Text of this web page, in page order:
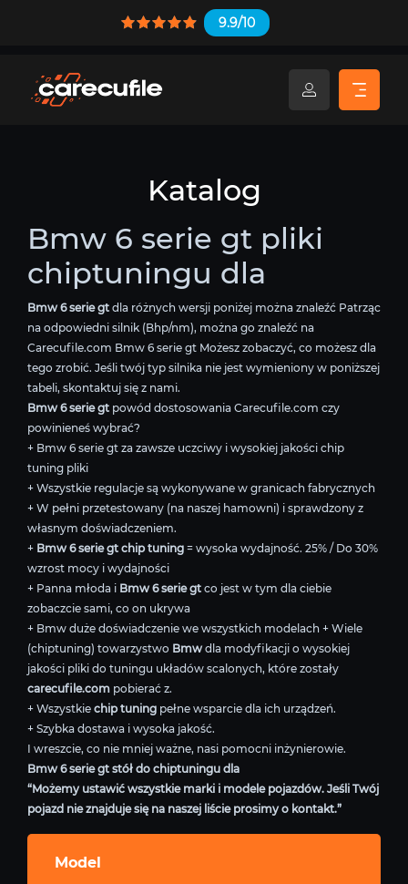
9.9/10
Katalog
Bmw 6 serie gt pliki
chiptuningu dla
Bmw 6 serie gt dla różnych wersji poniżej można znaleźć Patrząc
na odpowiedni silnik (Bhp/nm), można go znaleźć na
Carecufile.com Bmw 6 serie gt Możesz zobaczyć, co możesz dla
tego zrobić. Jeśli twój typ silnika nie jest wymieniony w poniższej
tabeli, skontaktuj się z nami.
Bmw 6 serie gt powód dostosowania Carecufile.com czy
powinieneś wybrać?
+ Bmw 6 serie gt za zawsze uczciwy i wysokiej jakości chip
tuning pliki
+ Wszystkie regulacje są wykonywane w granicach fabrycznych
+ W pełni przetestowany (na naszej hamowni) i sprawdzony z
własnym doświadczeniem.
+ Bmw 6 serie gt chip tuning = wysoka wydajność. 25% / Do 30%
wzrost mocy i wydajności
+ Panna młoda i Bmw 6 serie gt co jest w tym dla ciebie
zobaczcie sami, co on ukrywa
+ Bmw duże doświadczenie we wszystkich modelach + Wiele
(chiptuning) towarzystwo Bmwdla modyfikacji o wysokiej
jakości pliki do tuningu układów scalonych, które zostały
carecufile.com pobierać z.
+ Wszystkie chip tuning pełne wsparcie dla ich urządzeń.
+ Szybka dostawa i wysoka jakość.
I wreszcie, co nie mniej ważne, nasi pomocni inżynierowie.
Bmw 6 serie gt stół do chiptuningu dla
“Możemy ustawić wszystkie marki i modele pojazdów. Jeśli Twój
pojazd nie znajduje się na naszej liście prosimy o kontakt.”
Model